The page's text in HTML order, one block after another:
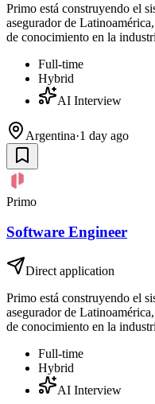
Primo está construyendo el
asegurador de
de conocimiento en la
Full-time
Hybrid
AI Interview
Argentina·1 day ago
Primo
Software Engineer
Direct application
Primo está construyendo el
asegurador de
de conocimiento en la
Full-time
Hybrid
AI Interview